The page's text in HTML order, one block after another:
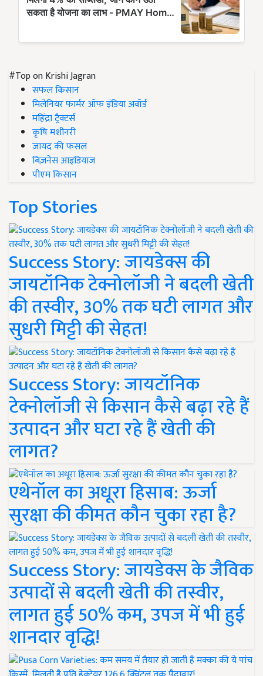
#Top on Krishi Jagran
सफल किसान
मिलेनियर फार्मर ऑफ इंडिया अवॉर्ड
महिंद्रा ट्रैक्टर्स
कृषि मशीनरी
जायद की फसल
बिज़नेस आइडियाज
पीएम किसान
Top Stories
Success Story: जायडेक्स की
जायटॉनिक टेक्नोलॉजी ने बदली खेती
की तस्वीर, 30% तक घटी लागत और
सुधरी मिट्टी की सेहत!
Success Story: जायटॉनिक
टेक्नोलॉजी से किसान कैसे बढ़ा रहे हैं
उत्पादन और घटा रहे हैं खेती की
लागत?
एथेनॉल का अधूरा हिसाब: ऊर्जा
सुरक्षा की कीमत कौन चुका रहा है?
Success Story: जायडेक्स के जैविक
उत्पादों से बदली खेती की तस्वीर,
लागत हुई 50% कम, उपज में भी हुई
शानदार वृद्धि!